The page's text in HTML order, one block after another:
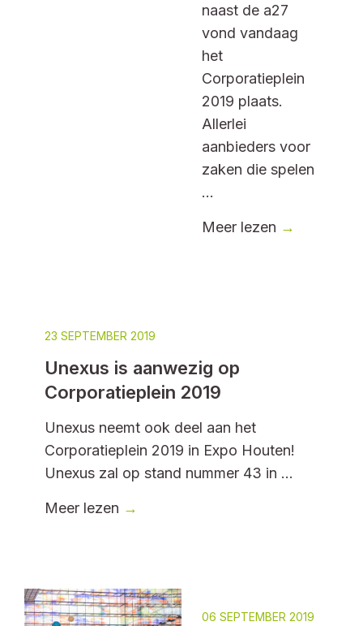
naast de a27
vond vandaag
het
Corporatieplein
2019 plaats.
Allerlei
aanbieders voor
zaken die spelen
...
Meer lezen →
23 SEPTEMBER 2019
Unexus is aanwezig op
Corporatieplein 2019
Unexus neemt ook deel aan het
Corporatieplein 2019 in Expo Houten!
Unexus zal op stand nummer 43 in ...
Meer lezen →
06 SEPTEMBER 2019